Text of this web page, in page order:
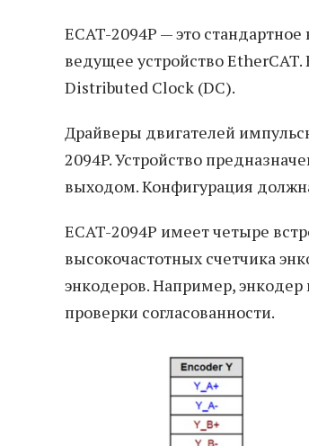
ECAT-2094P — это
ведущее устройство
Distributed Clock (DC).
Драйверы двигателей
2094P. Устройство
выходом. Конфигурация
ECAT-2094P имеет четыре
высокочастотных счетчика
энкодеров. Например,
проверки согласованности.